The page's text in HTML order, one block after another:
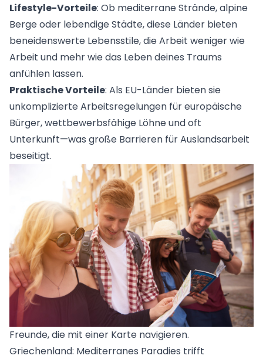
Lifestyle-Vorteile: Ob mediterrane Strände, alpine
Berge oder lebendige Städte, diese Länder bieten
beneidenswerte Lebensstile, die Arbeit weniger wie
Arbeit und mehr wie das Leben deines Traums
anfühlen lassen.
Praktische Vorteile: Als EU-Länder bieten sie
unkomplizierte Arbeitsregelungen für europäische
Bürger, wettbewerbsfähige Löhne und oft
Unterkunft—was große Barrieren für Auslandsarbeit
beseitigt.
Freunde, die mit einer Karte navigieren.
Griechenland: Mediterranes Paradies trifft